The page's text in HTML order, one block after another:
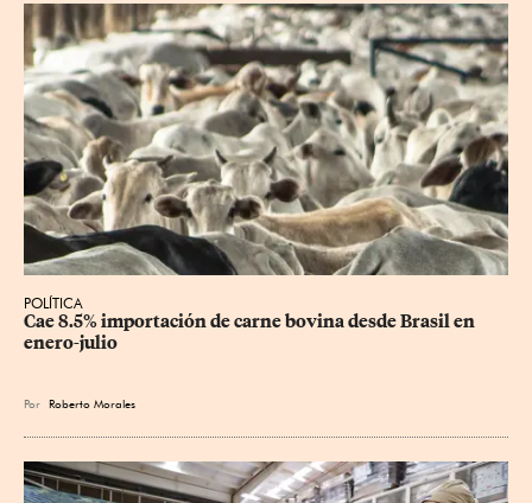
POLÍTICA
Cae 8.5% importación de carne bovina desde Brasil en
enero-julio
Por Roberto Morales